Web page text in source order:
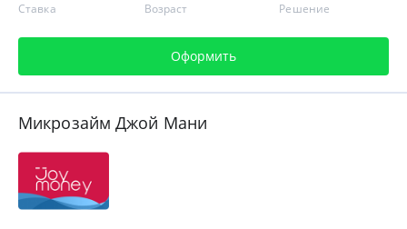
Ставка Возраст Решение
Оформить
Микрозайм Джой Мани